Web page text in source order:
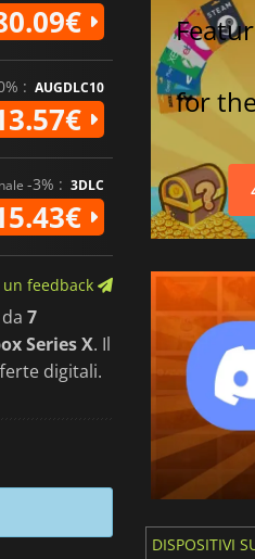
: AUGDLC10
-3% : 3DLC
feedback
7
Series X. Il
digitali.
for
DISPOSITIVI